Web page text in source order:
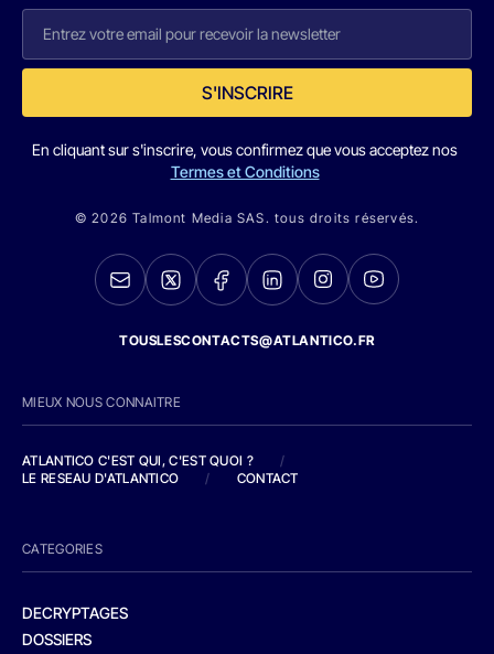
S'INSCRIRE
En cliquant sur s'inscrire, vous confirmez que vous acceptez nos
Termes et Conditions
© 2026 Talmont Media SAS. tous droits réservés.
TOUSLESCONTACTS@ATLANTICO.FR
MIEUX NOUS CONNAITRE
ATLANTICO C'EST QUI, C'EST QUOI ?
/
LE RESEAU D'ATLANTICO
/ CONTACT
CATEGORIES
DECRYPTAGES
DOSSIERS